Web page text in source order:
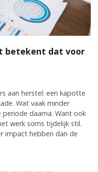
betekent dat voor
aan herstel: een kapotte
Wat vaak minder
daarna. Want ook
werk soms tijdelijk stil.
impact hebben dan de